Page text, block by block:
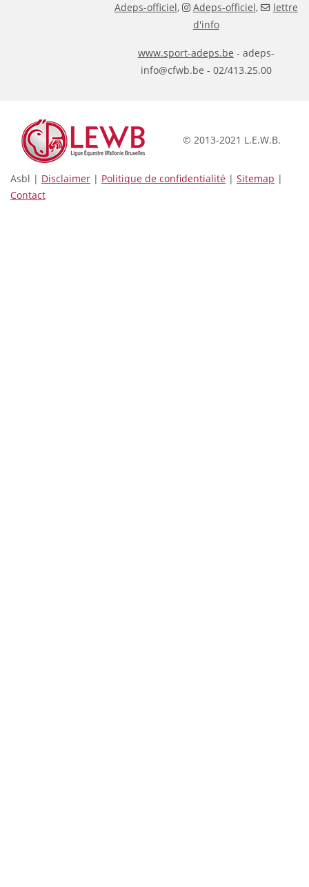
Adeps-officiel, Adeps-officiel,
lettre
d'info
www.sport-adeps.be - adeps-
info@cfwb.be - 02/413.25.00
© 2013-2021 L.E.W.B.
Asbl | Disclaimer | Politique de confidentialité | Sitemap |
Contact